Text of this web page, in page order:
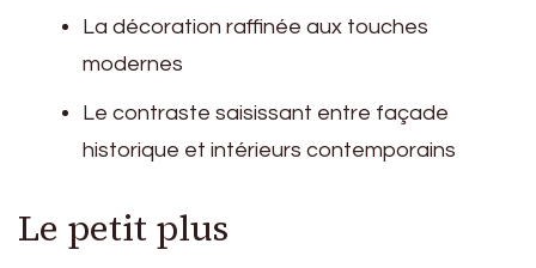
La décoration raffinée aux touches
modernes
Le contraste saisissant entre façade
historique et intérieurs contemporains
Le petit plus